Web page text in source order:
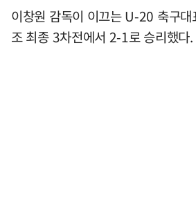
이창원 감독이 이끄는 U-20 축구
조 최종 3차전에서 2-1로 승리했다.